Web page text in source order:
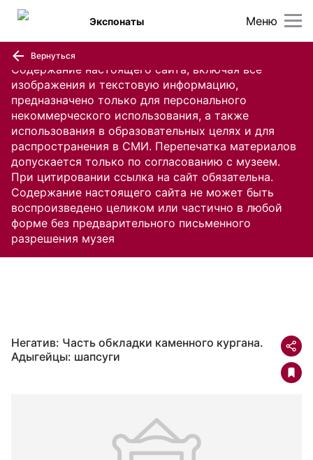
Содержание настоящего сайта, включая все
изображения и текстовую информацию,
предназначено только для персонального
некоммерческого использования, а также
использования в образовательных целях и для
распространения в СМИ. Перепечатка материалов
допускается только по согласованию с музеем.
При цитировании ссылка на сайт обязательна.
Содержание настоящего сайта не может быть
воспроизведено целиком или частично в любой
форме без предварительного письменного
разрешения музея
Меню
Экспонаты
Вернуться
Негатив: Часть обкладки каменного кургана.
Адыгейцы: шапсуги